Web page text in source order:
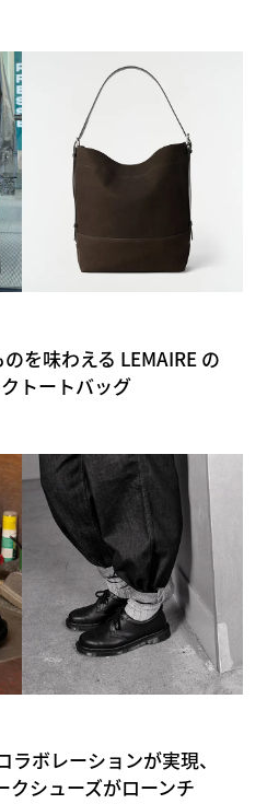
を味わえる LEMAIRE の
トートバッグ
ボレーションが実現、
クシューズがローンチ